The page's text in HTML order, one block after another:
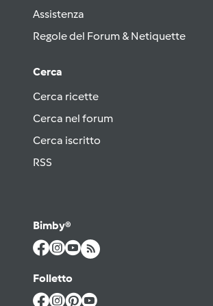
Assistenza
Regole del Forum & Netiquette
Cerca
Cerca ricette
Cerca nel forum
Cerca iscritto
RSS
Bimby®
Folletto